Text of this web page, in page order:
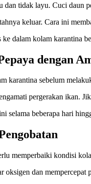
dan tidak layu. Cuci daun
keluar. Cara ini
dalam kolam karantina
dengan
karantina sebelum
pergerakan ikan.
selama beberapa hari
memperbaiki kondisi
oksigen dan